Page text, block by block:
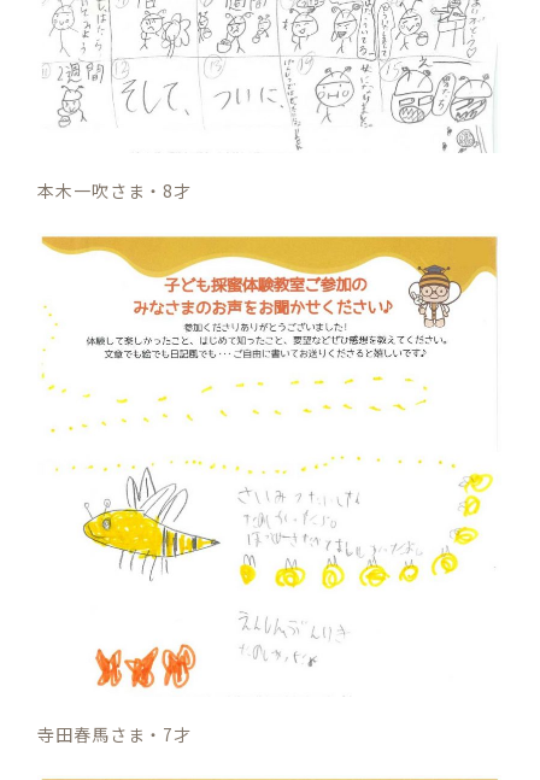
本木一吹さま・8才
寺田春馬さま・7才